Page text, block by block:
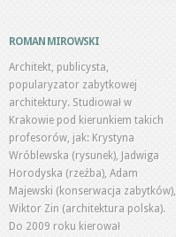
ROMAN MIROWSKI
Architekt, publicysta,
popularyzator zabytkowej
architektury. Studiował w
Krakowie pod kierunkiem takich
profesorów, jak: Krystyna
Wróblewska (rysunek), Jadwiga
Horodyska (rzeźba), Adam
Majewski (konserwacja zabytków),
Wiktor Zin (architektura polska).
Do 2009 roku kierował